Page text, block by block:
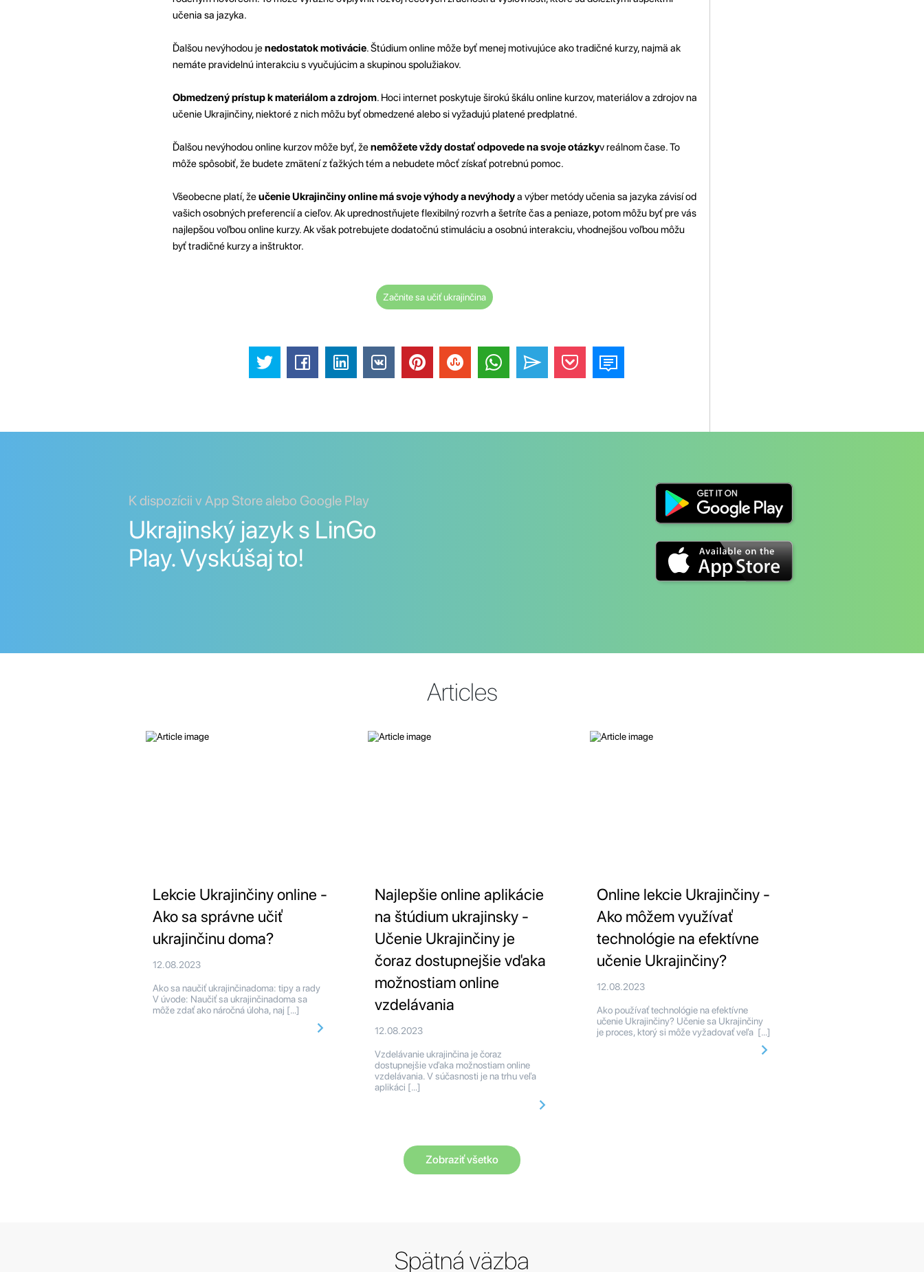
učenia sa jazyka.
Ďalšou nevýhodou jenedostatok motivácie. Štúdium online môže byť menej motivujúce ako tradičné kurzy, najmä ak
nemáte pravidelnú interakciu s vyučujúcim a skupinou spolužiakov.
Obmedzený prístup k materiálom a zdrojom. Hoci internet poskytuje širokú škálu online kurzov, materiálov a zdrojov na
učenie Ukrajinčiny, niektoré z nich môžu byť obmedzené alebo si vyžadujú platené predplatné.
Ďalšou nevýhodou online kurzov môže byť, ženemôžete vždy dostať odpovede na svoje otázkyv reálnom čase. To
môže spôsobiť, že budete zmätení z ťažkých tém a nebudete môcť získať potrebnú pomoc.
Všeobecne platí, žeučenie Ukrajinčiny online má svoje výhody a nevýhodya výber metódy učenia sa jazyka závisí od
vašich osobných preferencií a cieľov. Ak uprednostňujete flexibilný rozvrh a šetríte čas a peniaze, potom môžu byť pre vás
najlepšou voľbou online kurzy. Ak však potrebujete dodatočnú stimuláciu a osobnú interakciu, vhodnejšou voľbou môžu
byť tradičné kurzy a inštruktor.
Začnite sa učiť ukrajinčina
K dispozícii v App Store alebo Google Play
Ukrajinský jazyk s LinGo
Play. Vyskúšaj to!
Articles
Lekcie Ukrajinčiny online -
Ako sa správne učiť
ukrajinčinu doma?
12.08.2023
Ako sa naučiť ukrajinčinadoma: tipy a rady
V úvode: Naučiť sa ukrajinčinadoma sa
môže zdať ako náročná úloha, naj […]
Najlepšie online aplikácie
na štúdium ukrajinsky -
Učenie Ukrajinčiny je
čoraz dostupnejšie vďaka
možnostiam online
vzdelávania
12.08.2023
Vzdelávanie ukrajinčina je čoraz
dostupnejšie vďaka možnostiam online
vzdelávania. V súčasnosti je na trhu veľa
aplikáci […]
Online lekcie Ukrajinčiny -
Ako môžem využívať
technológie na efektívne
učenie Ukrajinčiny?
12.08.2023
Ako používať technológie na efektívne
učenie Ukrajinčiny? Učenie sa Ukrajinčiny
je proces, ktorý si môže vyžadovať veľa […]
Zobraziť všetko
Spätná väzba